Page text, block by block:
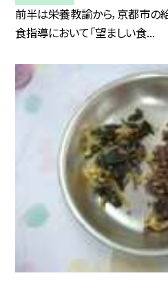
前半は栄養教諭から，京都市の
食指導において「望ましい食...